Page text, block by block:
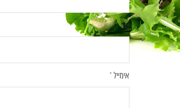
שם*
אימייל *